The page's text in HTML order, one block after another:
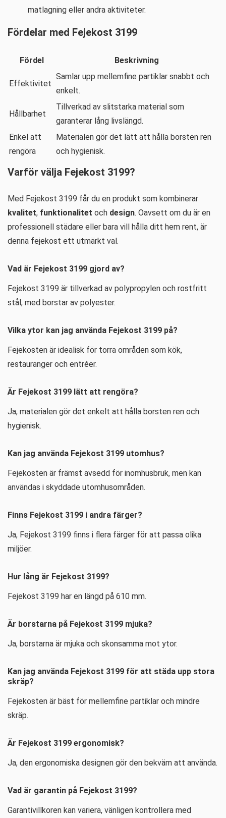
matlagning eller andra aktiviteter.
Fördelar med Fejekost 3199
Fördel Beskrivning
Effektivitet
Samlar upp mellemfine partiklar snabbt och
enkelt.
Hållbarhet
Tillverkad av slitstarka material som
garanterar lång livslängd.
Enkel att
rengöra
Materialen gör det lätt att hålla borsten ren
och hygienisk.
Varför välja Fejekost 3199?
Med Fejekost 3199 får du en produkt som kombinerar
kvalitet, funktionalitet och design. Oavsett om du är en
professionell städare eller bara vill hålla ditt hem rent, är
denna fejekost ett utmärkt val.
Vad är Fejekost 3199 gjord av?
Fejekost 3199 är tillverkad av polypropylen och rostfritt
stål, med borstar av polyester.
Vilka ytor kan jag använda Fejekost 3199 på?
Fejekosten är idealisk för torra områden som kök,
restauranger och entréer.
Är Fejekost 3199 lätt att rengöra?
Ja, materialen gör det enkelt att hålla borsten ren och
hygienisk.
Kan jag använda Fejekost 3199 utomhus?
Fejekosten är främst avsedd för inomhusbruk, men kan
användas i skyddade utomhusområden.
Finns Fejekost 3199 i andra färger?
Ja, Fejekost 3199 finns i flera färger för att passa olika
miljöer.
Hur lång är Fejekost 3199?
Fejekost 3199 har en längd på 610 mm.
Är borstarna på Fejekost 3199 mjuka?
Ja, borstarna är mjuka och skonsamma mot ytor.
Kan jag använda Fejekost 3199 för att städa upp stora
skräp?
Fejekosten är bäst för mellemfine partiklar och mindre
skräp.
Är Fejekost 3199 ergonomisk?
Ja, den ergonomiska designen gör den bekväm att använda.
Vad är garantin på Fejekost 3199?
Garantivillkoren kan variera, vänligen kontrollera med